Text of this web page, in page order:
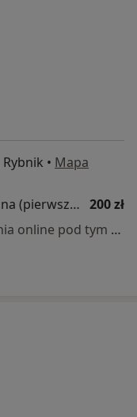
• Mapa
Konsultacja psychoterapeutyczna (pierwsza wizyta) 200 zł
Specjalista nie oferuje umawiania online pod tym adresem.